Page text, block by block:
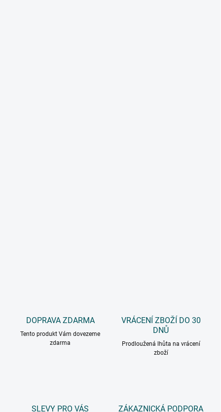
DOPRAVA ZDARMA
Tento produkt Vám dovezeme
zdarma
VRÁCENÍ ZBOŽÍ DO 30
DNŮ
Prodloužená lhůta na vrácení
zboží
SLEVY PRO VÁS ZÁKAZNICKÁ PODPORA